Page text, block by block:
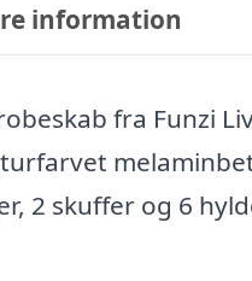
information
fra Funzi
2 skuffer og 6